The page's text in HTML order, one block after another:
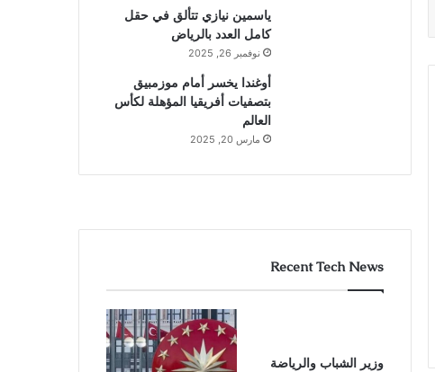
ياسمين نيازي تتألق في حقل
كامل العدد بالرياض
نوفمبر 26, 2025
أوغندا يخسر أمام موزمبيق
بتصفيات أفريقيا المؤهلة لكأس
العالم
مارس 20, 2025
Recent Tech News
وزير الشباب والرياضة